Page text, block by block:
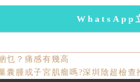
WhatsApp
乜？痛感有幾高
囊腫或子宮肌瘤嗎?深圳陰超檢查